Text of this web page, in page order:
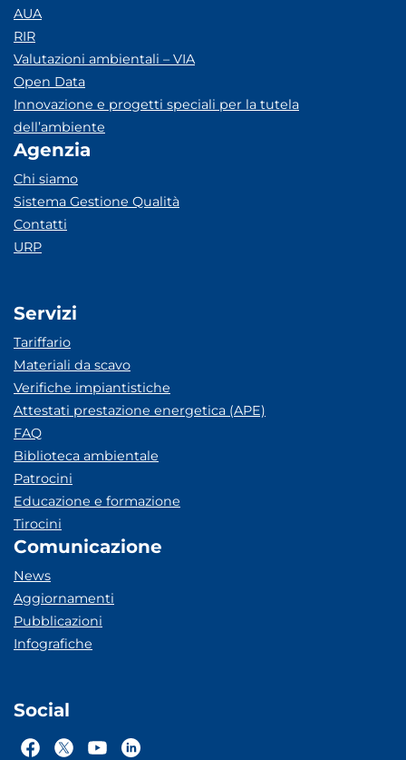
AUA
RIR
Valutazioni ambientali – VIA
Open Data
Innovazione e progetti speciali per la tutela
dell’ambiente
Agenzia
Chi siamo
Sistema Gestione Qualità
Contatti
URP
Servizi
Tariffario
Materiali da scavo
Verifiche impiantistiche
Attestati prestazione energetica (APE)
FAQ
Biblioteca ambientale
Patrocini
Educazione e formazione
Tirocini
Comunicazione
News
Aggiornamenti
Pubblicazioni
Infografiche
Social